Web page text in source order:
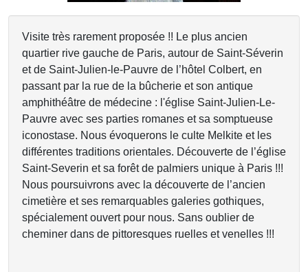
Visite très rarement proposée !! Le plus ancien
quartier rive gauche de Paris, autour de Saint-Séverin
et de Saint-Julien-le-Pauvre de l’hôtel Colbert, en
passant par la rue de la bûcherie et son antique
amphithéâtre de médecine : l'église Saint-Julien-Le-
Pauvre avec ses parties romanes et sa somptueuse
iconostase. Nous évoquerons le culte Melkite et les
différentes traditions orientales. Découverte de l’église
Saint-Severin et sa forêt de palmiers unique à Paris !!!
Nous poursuivrons avec la découverte de l’ancien
cimetière et ses remarquables galeries gothiques,
spécialement ouvert pour nous. Sans oublier de
cheminer dans de pittoresques ruelles et venelles !!!